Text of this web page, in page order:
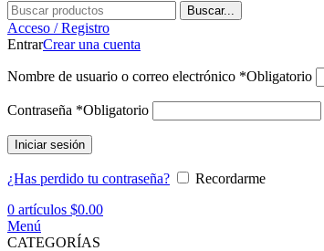
Buscar...
Acceso / Registro
EntrarCrear una cuenta
Nombre de usuario o correo electrónico *Obligatorio
Contraseña *Obligatorio
Iniciar sesión
¿Has perdido tu contraseña?
Recordarme
0 artículos $0.00
Menú
CATEGORÍAS